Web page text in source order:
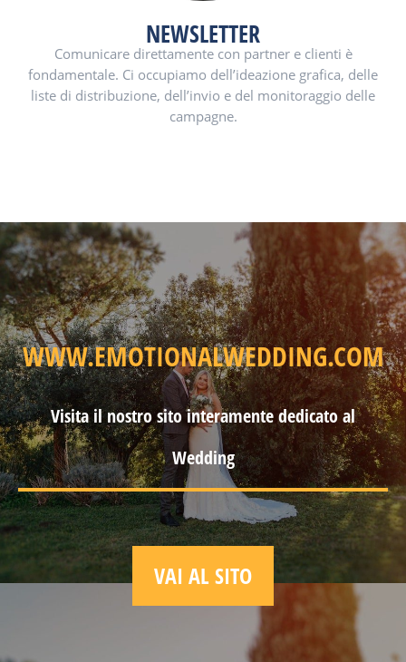
NEWSLETTER
Comunicare direttamente con partner e clienti è
fondamentale. Ci occupiamo dell’ideazione grafica, delle
liste di distribuzione, dell’invio e del monitoraggio delle
campagne.
WWW.EMOTIONALWEDDING.COM
Visita il nostro sito interamente dedicato al
Wedding
VAI AL SITO